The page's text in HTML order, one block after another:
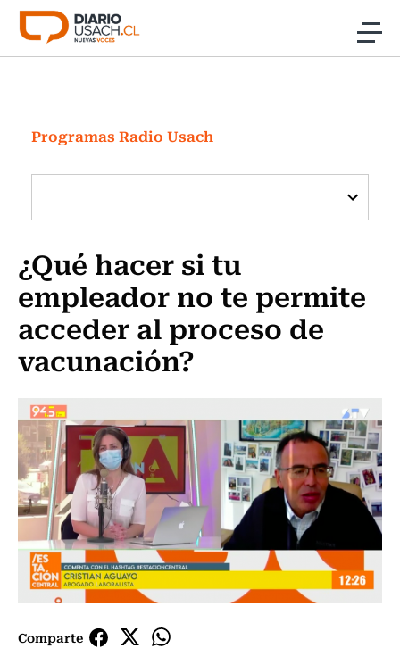
Click acá para ir directamente al contenido
Investigación
Cultura
Programas Radio y TV Usach
Programas Radio Usach
¿Qué hacer si tu
empleador no te permite
acceder al proceso de
vacunación?
Comparte